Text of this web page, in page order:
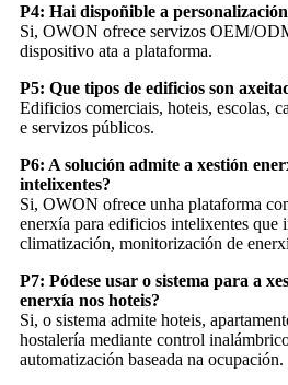
P4: Hai dispoñible a
Si, OWON ofrece servizos OEM/
dispositivo ata a plataforma.
P5: Que tipos de edificios son
Edificios comerciais, hoteis, escolas,
e servizos públicos.
P6: A solución admite a xestión
intelixentes?
Si, OWON ofrece unha plataforma
enerxía para edificios intelixentes que
climatización, monitorización de
P7: Pódese usar o sistema para a
enerxía nos hoteis?
Si, o sistema admite hoteis,
hostalería mediante control
automatización baseada na ocupación.